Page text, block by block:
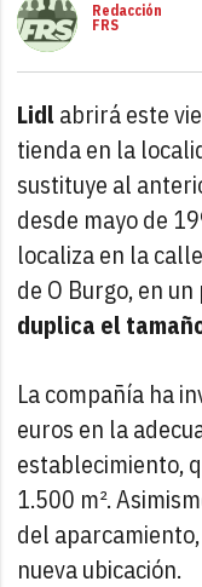
Redacción
FRS
Lidlabrirá este
tienda en la
sustituye al
desde mayo de
localiza en la
de O Burgo, en
duplica el
La compañía ha
euros en la
establecimiento,
1.500 m².
del
nueva ubicación.